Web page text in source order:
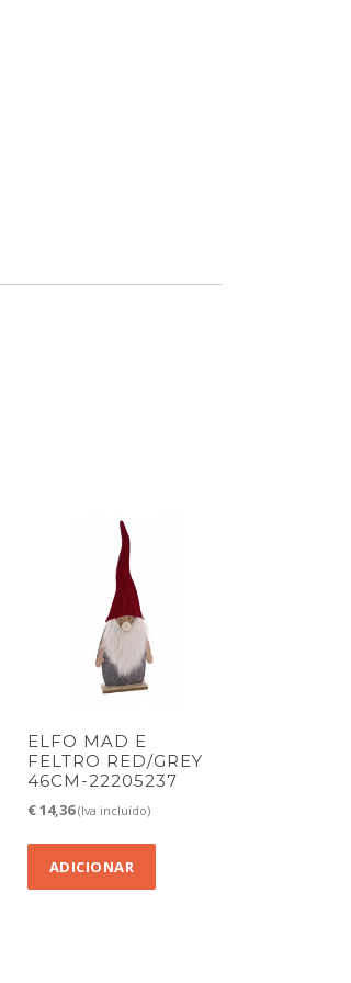
ELFO MAD E
FELTRO RED/GREY
46CM-22205237
€14,36 (Iva incluído)
ADICIONAR